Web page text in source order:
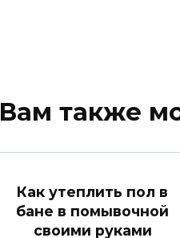
Вам также
Как утеплить пол в
бане в помывочной
своими руками